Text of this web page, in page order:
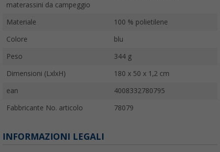
materassini da campeggio
Materiale 100 % polietilene
Colore blu
Peso 344 g
Dimensioni (LxlxH) 180 x 50 x 1,2 cm
ean 4008332780795
Fabbricante No. articolo 78079
INFORMAZIONI LEGALI